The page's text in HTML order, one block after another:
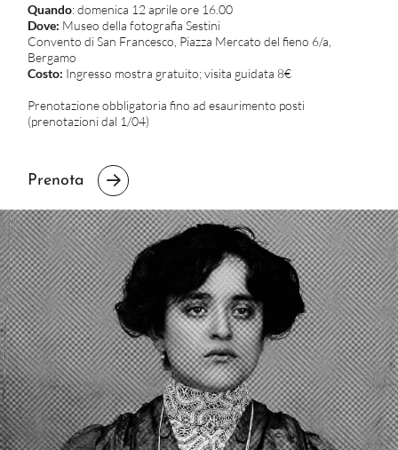
Quando: domenica 12 aprile ore 16.00
Dove: Museo della fotografia Sestini
Convento di San Francesco, Piazza Mercato del fieno 6/a,
Bergamo
Costo: Ingresso mostra gratuito; visita guidata 8€
Prenotazione obbligatoria fino ad esaurimento posti
(prenotazioni dal 1/04)
Prenota
Ritratto di un’Epoca
LaBelle Époqueattraverso l’obiettivo di un artista fotografo di
fine ‘800.Più di 140 ritrattiraccontano un’epoca in
movimento nei volti di una Valle in posa.
Scopri la mostra